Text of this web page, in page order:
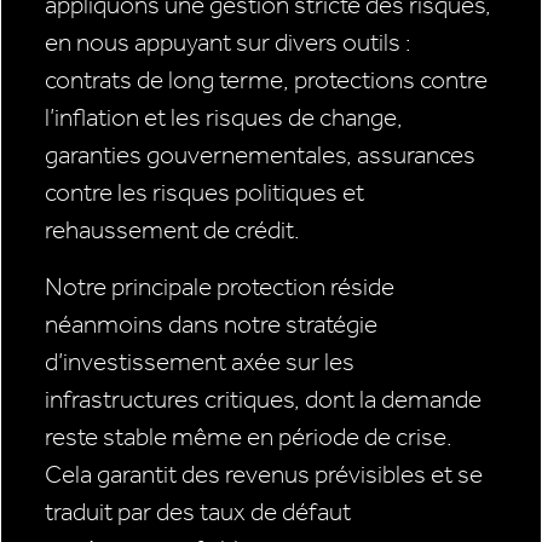
en nous appuyant sur divers outils :
contrats de long terme, protections contre
l’inflation et les risques de change,
garanties gouvernementales, assurances
contre les risques politiques et
rehaussement de crédit.
Notre principale protection réside
néanmoins dans notre stratégie
d’investissement axée sur les
infrastructures critiques, dont la demande
reste stable même en période de crise.
Cela garantit des revenus prévisibles et se
traduit par des taux de défaut